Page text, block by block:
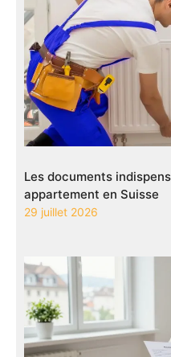
Les documents
appartement en Suisse
29 juillet 2026